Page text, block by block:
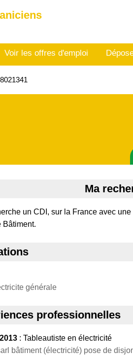
Voir les offres d'emploi
Ma
un CDI, sur la France avec
Bâtiment.
générale
professionnelles
: Tableautiste en électricité
bâtiment (électricité) pose de